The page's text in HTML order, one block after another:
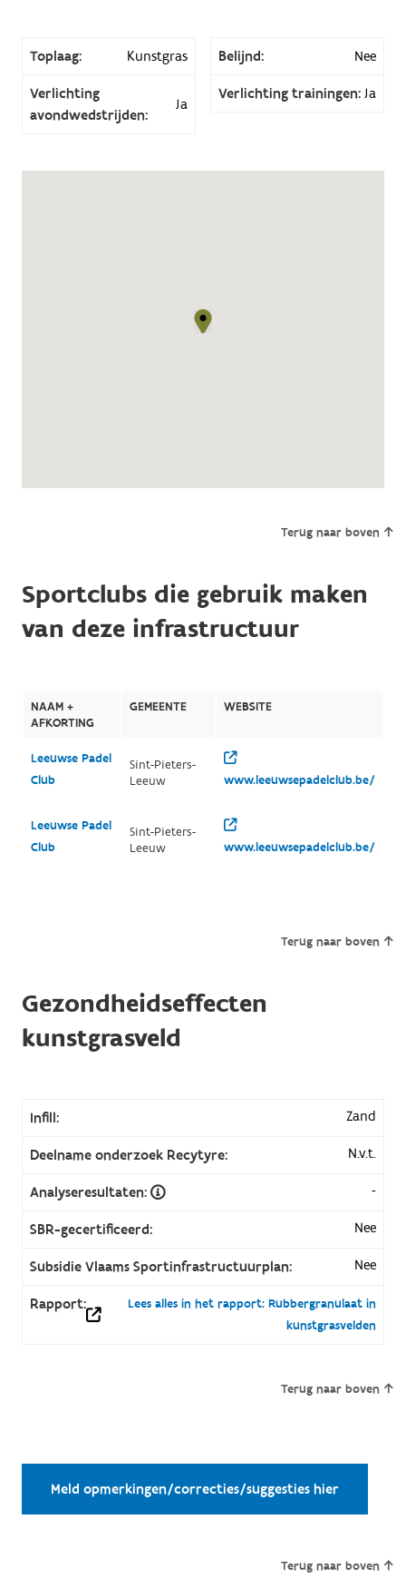
Toplaag: Kunstgras Belijnd: Nee
Verlichting
avondwedstrijden:
Ja
Verlichting trainingen: Ja
Terug naar boven
Sportclubs die gebruik maken
van deze infrastructuur
NAAM +
AFKORTING
GEMEENTE WEBSITE
Leeuwse Padel
Club
Sint-Pieters-
Leeuw
www.leeuwsepadelclub.be/
Leeuwse Padel
Club
Sint-Pieters-
Leeuw
www.leeuwsepadelclub.be/
Terug naar boven
Gezondheidseffecten
kunstgrasveld
Infill: Zand
Deelname onderzoek Recytyre: N.v.t.
Analyseresultaten: -
SBR-gecertificeerd: Nee
Subsidie Vlaams Sportinfrastructuurplan: Nee
Rapport:
Lees alles in het rapport: Rubbergranulaat in
kunstgrasvelden
Terug naar boven
Meld opmerkingen/correcties/suggesties hier
Terug naar boven